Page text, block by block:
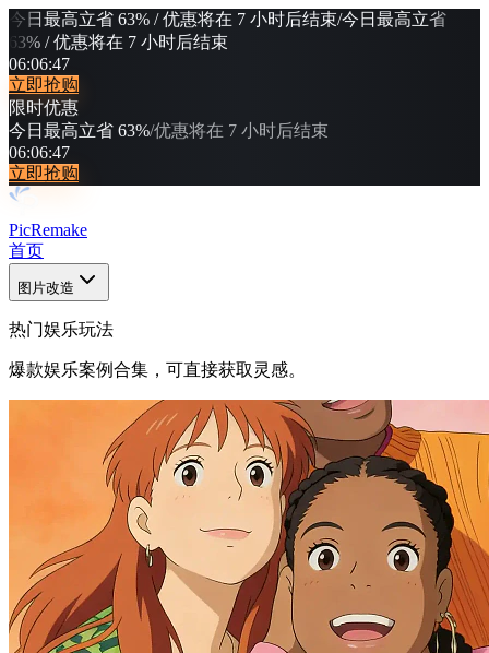
今日最高立省 63% / 优惠将在 7 小时后结束/今日最高立省
63% / 优惠将在 7 小时后结束
06:06:43
立即抢购
限时优惠
今日最高立省 63%/优惠将在 7 小时后结束
06:06:43
立即抢购
PicRemake
首页
图片改造
热门娱乐玩法
爆款娱乐案例合集，可直接获取灵感。